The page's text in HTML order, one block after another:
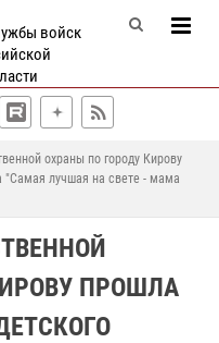
войск
охраны по городу Кирову
"Самая лучшая на свете - мама
ПРОШЛА